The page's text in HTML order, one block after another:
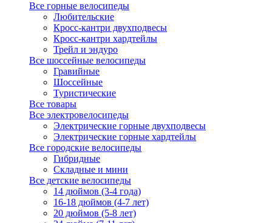
Все горные велосипеды
Любительские
Кросс-кантри двухподвесы
Кросс-кантри хардтейлы
Трейл и эндуро
Все шоссейные велосипеды
Гравийные
Шоссейные
Туристические
Все товары
Все электровелосипеды
Электрические горные двухподвесы
Электрические горные хардтейлы
Все городские велосипеды
Гибридные
Складные и мини
Все детские велосипеды
14 дюймов (3-4 года)
16-18 дюймов (4-7 лет)
20 дюймов (5-8 лет)